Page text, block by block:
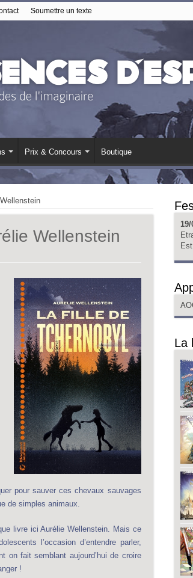
Soumettre un texte
Prix & Concours Boutique
Wellenstein
pour sauver ces chevaux sauvages
de simples animaux.
livre ici Aurélie Wellenstein. Mais ce
l’occasion d’entendre parler,
on fait semblant aujourd’hui de croire
!
19/
Est
La